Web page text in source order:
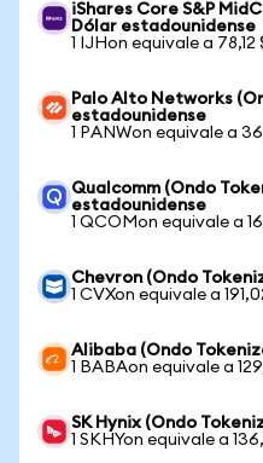
iShares Core S&P
Dólar estadounidense
1 IJHon equivale a 78,12
Palo Alto Networks
estadounidense
1 PANWon equivale a
Qualcomm (Ondo
estadounidense
1 QCOMon equivale a
Chevron (Ondo
1 CVXon equivale a
Alibaba (Ondo
1 BABAon equivale a
SK Hynix (Ondo
1 SKHYon equivale a